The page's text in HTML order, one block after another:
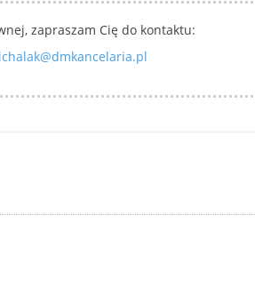
zapraszam Cię do kontaktu: